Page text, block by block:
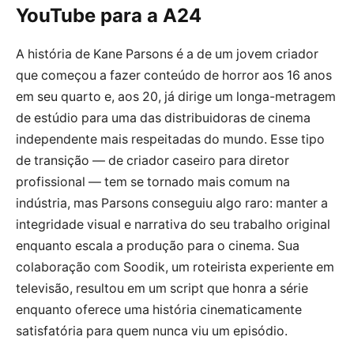
YouTube para a A24
A história de Kane Parsons é a de um jovem criador
que começou a fazer conteúdo de horror aos 16 anos
em seu quarto e, aos 20, já dirige um longa-metragem
de estúdio para uma das distribuidoras de cinema
independente mais respeitadas do mundo. Esse tipo
de transição — de criador caseiro para diretor
profissional — tem se tornado mais comum na
indústria, mas Parsons conseguiu algo raro: manter a
integridade visual e narrativa do seu trabalho original
enquanto escala a produção para o cinema. Sua
colaboração com Soodik, um roteirista experiente em
televisão, resultou em um script que honra a série
enquanto oferece uma história cinematicamente
satisfatória para quem nunca viu um episódio.